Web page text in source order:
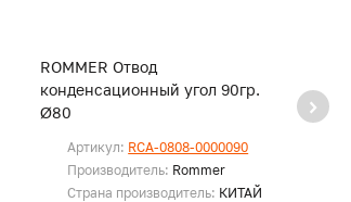
ROMMER Отвод
конденсационный угол 90гр.
Ø80
Артикул: RCA-0808-0000090
Производитель: Rommer
Страна производитель: КИТАЙ
Ø80